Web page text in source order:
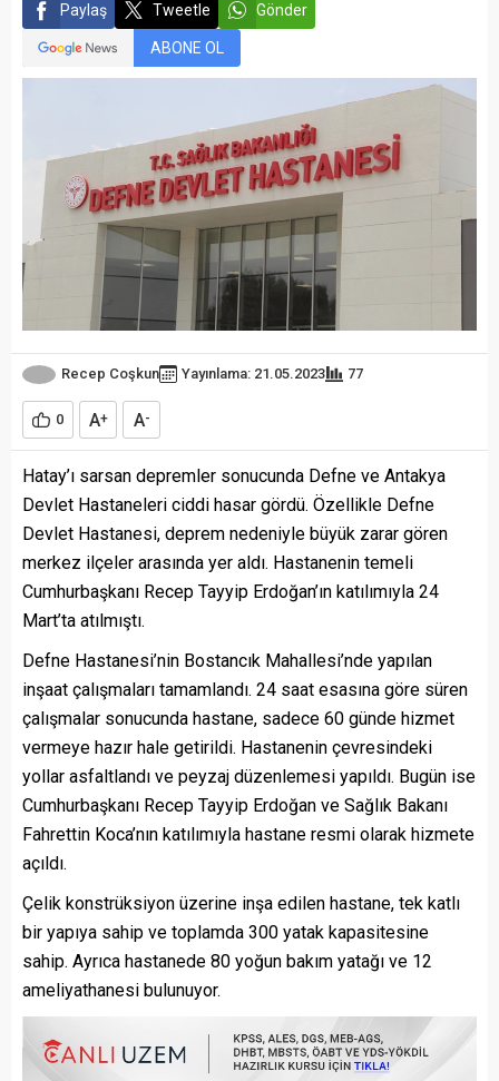
Paylaş Tweetle Gönder
ABONE OL
Recep Coşkun Yayınlama: 21.05.2023 77
0 A+ A-
Hatay’ı sarsan depremler sonucunda Defne ve Antakya
Devlet Hastaneleri ciddi hasar gördü. Özellikle Defne
Devlet Hastanesi, deprem nedeniyle büyük zarar gören
merkez ilçeler arasında yer aldı. Hastanenin temeli
Cumhurbaşkanı Recep Tayyip Erdoğan’ın katılımıyla 24
Mart’ta atılmıştı.
Defne Hastanesi’nin Bostancık Mahallesi’nde yapılan
inşaat çalışmaları tamamlandı. 24 saat esasına göre süren
çalışmalar sonucunda hastane, sadece 60 günde hizmet
vermeye hazır hale getirildi. Hastanenin çevresindeki
yollar asfaltlandı ve peyzaj düzenlemesi yapıldı. Bugün ise
Cumhurbaşkanı Recep Tayyip Erdoğan ve Sağlık Bakanı
Fahrettin Koca’nın katılımıyla hastane resmi olarak hizmete
açıldı.
Çelik konstrüksiyon üzerine inşa edilen hastane, tek katlı
bir yapıya sahip ve toplamda 300 yatak kapasitesine
sahip. Ayrıca hastanede 80 yoğun bakım yatağı ve 12
ameliyathanesi bulunuyor.